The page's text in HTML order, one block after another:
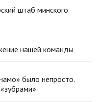
штаб минского
нашей команды
было непросто.